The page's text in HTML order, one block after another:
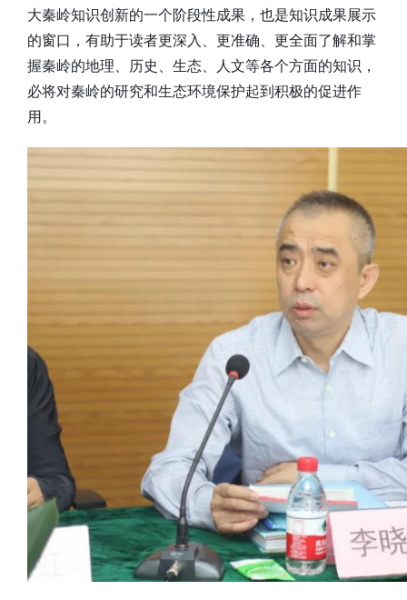
大秦岭知识创新的一个阶段性成果，也是知识成果展示
的窗口，有助于读者更深入、更准确、更全面了解和掌
握秦岭的地理、历史、生态、人文等各个方面的知识，
必将对秦岭的研究和生态环境保护起到积极的促进作
用。